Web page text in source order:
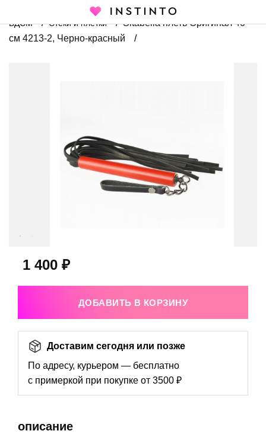
Каталог
Товары для взрослых
БДСМ
Стеки и плетки
Sitabella плеть Оригинал 40
см 4213-2, Черно-красный
1 400 ₽
ДОБАВИТЬ В КОРЗИНУ
Доставим сегодня или позже
По адресу, курьером — бесплатно
с примеркой при покупке от 3500 ₽
описание